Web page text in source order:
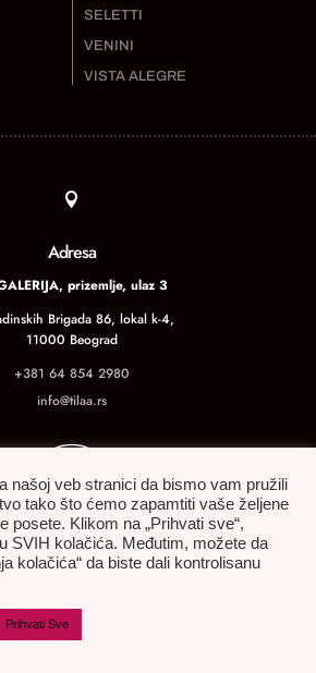
SELETTI
VENINI
VISTA ALEGRE

Adresa
prizemlje, ulaz 3
Brigada 86, lokal k-4,
11000 Beograd
+381 64 854 2980
info@tilaa.rs
POLITIKA PRIVATNOSTI
USLOVI KUPOVINE
našoj veb stranici da bismo vam pružili
tako što ćemo zapamtiti vaše željene
posete. Klikom na „Prihvati sve“,
SVIH kolačića. Međutim, možete da
kolačića“ da biste dali kontrolisanu
Prihvati Sve